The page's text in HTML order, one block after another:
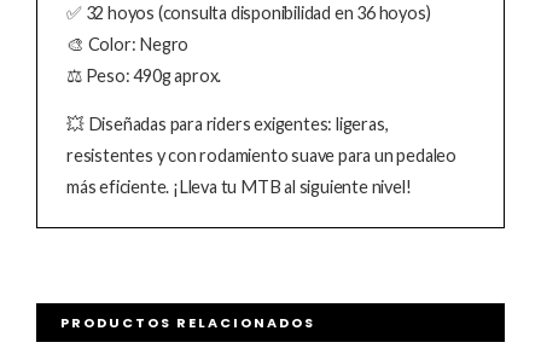
✅ 32 hoyos (consulta disponibilidad en 36 hoyos)
🎨 Color: Negro
⚖️ Peso: 490g aprox.
💥 Diseñadas para riders exigentes: ligeras,
resistentes y con rodamiento suave para un pedaleo
más eficiente. ¡Lleva tu MTB al siguiente nivel!
PRODUCTOS RELACIONADOS